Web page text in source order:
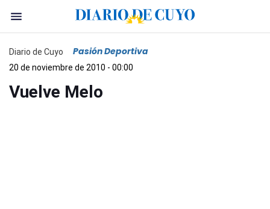
Diario de Cuyo Pasión Deportiva
20 de noviembre de 2010 - 00:00
Vuelve Melo